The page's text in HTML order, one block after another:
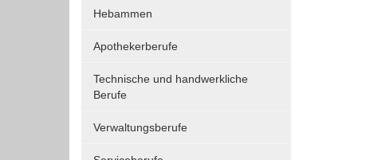
Hebammen
Apothekerberufe
Technische und handwerkliche
Berufe
Verwaltungsberufe